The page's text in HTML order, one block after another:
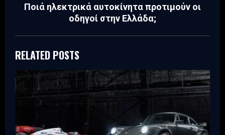
Ποιά ηλεκτρικά αυτοκίνητα προτιμούν οι
οδηγοί στην Ελλάδα;
RELATED POSTS